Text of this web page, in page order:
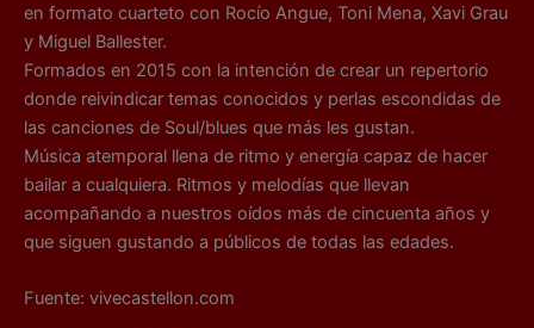
en formato cuarteto con Rocío Angue, Toni Mena, Xavi Grau
y Miguel Ballester.
Formados en 2015 con la intención de crear un repertorio
donde reivindicar temas conocidos y perlas escondidas de
las canciones de Soul/blues que más les gustan.
Música atemporal llena de ritmo y energía capaz de hacer
bailar a cualquiera. Ritmos y melodías que llevan
acompañando a nuestros oídos más de cincuenta años y
que siguen gustando a públicos de todas las edades.
Fuente: vivecastellon.com